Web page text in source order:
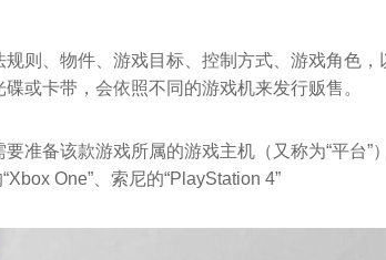
则、物件、游戏目标、控制方式、游戏角色，
或卡带，会依照不同的游戏机来发行贩售。
准备该款游戏所属的游戏主机（又称为“平台”
One”、索尼的“PlayStation 4”